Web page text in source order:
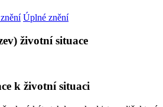
Úplné znění
životní situace
k životní situaci